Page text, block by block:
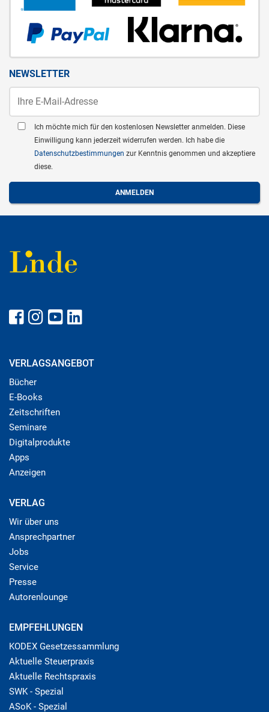
NEWSLETTER
Ich möchte mich für den kostenlosen Newsletter anmelden. Diese
Einwilligung kann jederzeit widerrufen werden. Ich habe die
Datenschutzbestimmungen zur Kenntnis genommen und akzeptiere
diese.
VERLAGSANGEBOT
Bücher
E-Books
Zeitschriften
Seminare
Digitalprodukte
Apps
Anzeigen
VERLAG
Wir über uns
Ansprechpartner
Jobs
Service
Presse
Autorenlounge
EMPFEHLUNGEN
KODEX Gesetzessammlung
Aktuelle Steuerpraxis
Aktuelle Rechtspraxis
SWK - Spezial
ASoK - Spezial